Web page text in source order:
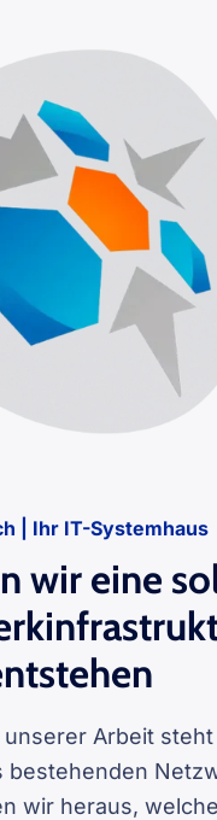
| Ihr IT-Systemhaus
wir eine
unserer Arbeit steht
bestehenden
wir heraus,